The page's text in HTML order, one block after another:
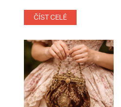
ČÍST CELÉ